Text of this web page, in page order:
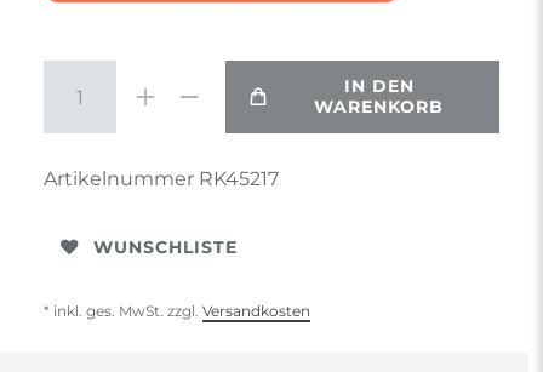
IN DEN
WARENKORB
Artikelnummer RK45217
WUNSCHLISTE
* inkl. ges. MwSt. zzgl. Versandkosten